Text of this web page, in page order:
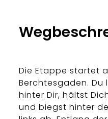
Die Etappe startet
Berchtesgaden. Du
hinter Dir, hältst
und biegst hinter